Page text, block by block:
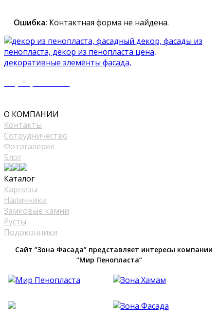
Ошибка: Контактная форма не найдена.
О КОМПАНИИ
Контакты
Сотрудничество
Фотогалерея
Блог
Каталог
Карнизы
Наличники
Замковые камни
Русты
Подоконники
Сайт ”Зона Фасада” представляет интересы компании
“Мир Пенопласта”